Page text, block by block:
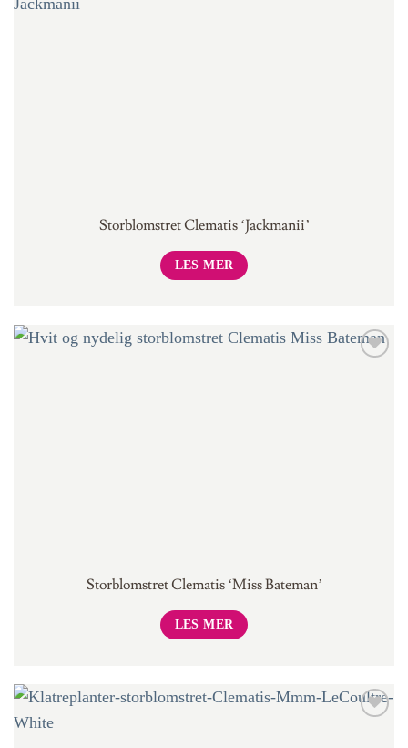
Storblomstret Clematis ‘Jackmanii’
LES MER
Storblomstret Clematis ‘Miss Bateman’
LES MER